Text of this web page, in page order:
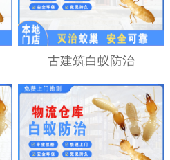
古建筑白蚁防治